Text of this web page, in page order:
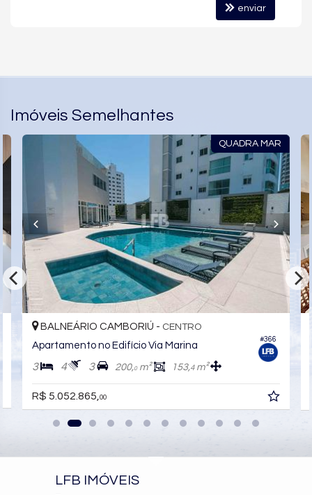
enviar
Imóveis Semelhantes
QUADRA MAR
#366
BALNEÁRIO CAMBORIÚ - CENTRO
Apartamento no Edifício Via Marina
3 4 3 200,0m² 153,4m²
R$ 5.052.865, 00
LFB IMÓVEIS